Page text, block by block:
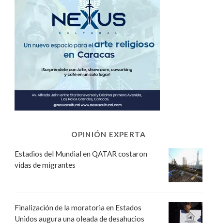
OPINIÓN EXPERTA
Estadios del Mundial en QATAR costaron
vidas de migrantes
Finalización de la moratoria en Estados
Unidos augura una oleada de desahucios